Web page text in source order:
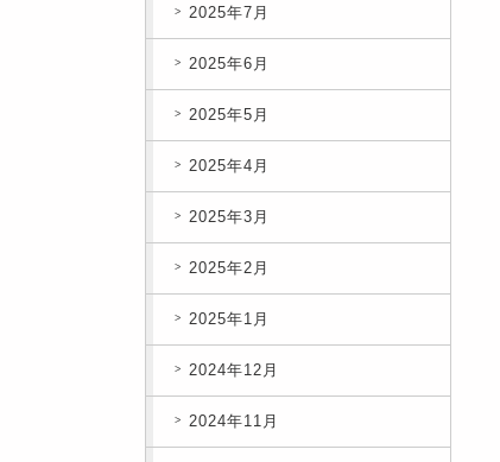
2025年7月
2025年6月
2025年5月
2025年4月
2025年3月
2025年2月
2025年1月
2024年12月
2024年11月